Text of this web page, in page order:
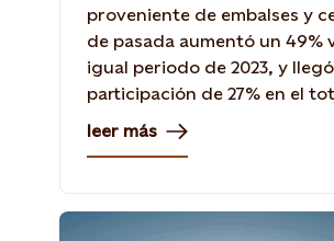
proveniente de embalses y
de pasada aumentó un 49%
igual periodo de 2023, y
participación de 27% en el
sistema eléctrico.
leer más